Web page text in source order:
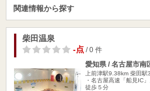
関連情報から探す
柴田温泉
-点/ 0 件
愛知県 / 名古屋市南
上前津駅9.38km 柴田駅
・名古屋高速「船見IC
徒歩５分